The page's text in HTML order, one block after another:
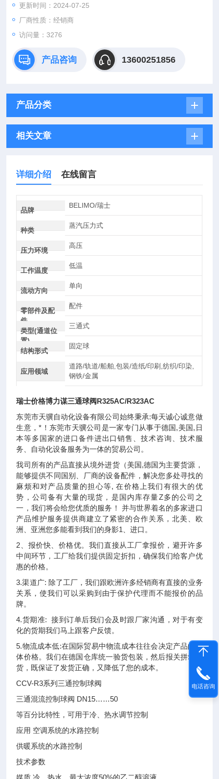
我司所有的产品直接从境外进货（美国,德国为主要货源，能够提
供不同国别、厂商的设备配件，解决您多处寻找的麻烦和对产品
质量的担心等
更新时间：2024-07-25
厂商性质：经销商
访问量：3276
产品咨询 13600251856
产品分类
相关文章
详细介绍 在线留言
品牌
BELIMO/瑞士
种类
蒸汽压力式
压力环境
高压
工作温度
低温
流动方向
单向
零部件及配
件
配件
类型(通道位
置)
三通式
结构形式
固定球
应用领域
道路/轨道/船舶,包装/造纸/印刷,纺织/印染,
钢铁/金属
瑞士价格博力谋三通球阀R325AC/R323AC
东莞市天骥自动化设备有限公司始终秉承:每天诚心诚意做
生意，*！东莞市天骥公司是一家专门从事于德国,美国,日
本等多国家的进口备件进出口销售、技术咨询、技术服
务、自动化设备服务为一体的贸易公司。
我司所有的产品直接从境外进货（美国,德国为主要货源，
能够提供不同国别、厂商的设备配件，解决您多处寻找的
麻烦和对产品质量的担心等, 在价格上我们有很大的优
势，公司备有大量的现货，是国内库存量Z多的公司之
一，我们将会给您优质的服务！ 并与世界着名的多家进口
产品维护服务提供商建立了紧密的合作关系，北美、欧
洲、亚洲您多能看到我们的身影1、进口。
2、报价快、价格优。我们直接从工厂拿报价，避开许多
中间环节，工厂给我们提供固定折扣，确保我们给客户优
惠的价格。
3.渠道广: 除了工厂，我们跟欧洲许多经销商有直接的业务
关系，使我们可以采购到由于保护代理而不能报价的品
牌。
4.货期准: 接到订单后我们会及时跟厂家沟通，对于有变
化的货期我们马上跟客户反馈。
5.物流成本低:在国际贸易中物流成本往往会决定产品的整
体价格。我们在德国仓库统一验货包装，然后报关拼箱发
货，既保证了发货正确，又降低了您的成本。
CCV-R3系列三通控制球阀
三通混流控制球阀 DN15……50
等百分比特性，可用于冷、热水调节控制
应用 空调系统的水路控制
供暖系统的水路控制
技术参数
媒质 冷、热水，最大浓度50%的乙二醇溶液
电话咨询